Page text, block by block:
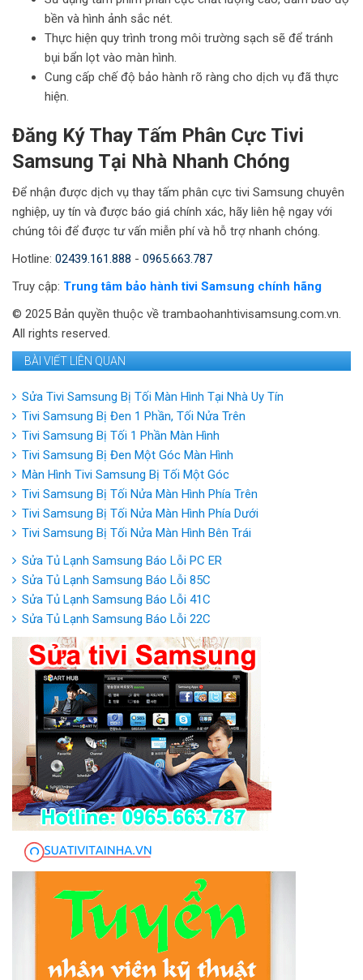
bền và hình ảnh sắc nét.
Thực hiện quy trình trong môi trường sạch sẽ để tránh
bụi bẩn lọt vào màn hình.
Cung cấp chế độ bảo hành rõ ràng cho dịch vụ đã thực
hiện.
Đăng Ký Thay Tấm Phân Cực Tivi
Samsung Tại Nhà Nhanh Chóng
Để nhận được dịch vụ thay tấm phân cực tivi Samsung chuyên
nghiệp, uy tín và được báo giá chính xác, hãy liên hệ ngay với
chúng tôi để được tư vấn miễn phí và hỗ trợ nhanh chóng.
Hotline: 02439.161.888 - 0965.663.787
Truy cập: Trung tâm bảo hành tivi Samsung chính hãng
© 2025 Bản quyền thuộc về trambaohanhtivisamsung.com.vn.
All rights reserved.
BÀI VIẾT LIÊN QUAN
Sửa Tivi Samsung Bị Tối Màn Hình Tại Nhà Uy Tín
Tivi Samsung Bị Đen 1 Phần, Tối Nửa Trên
Tivi Samsung Bị Tối 1 Phần Màn Hình
Tivi Samsung Bị Đen Một Góc Màn Hình
Màn Hình Tivi Samsung Bị Tối Một Góc
Tivi Samsung Bị Tối Nửa Màn Hình Phía Trên
Tivi Samsung Bị Tối Nửa Màn Hình Phía Dưới
Tivi Samsung Bị Tối Nửa Màn Hình Bên Trái
Sửa Tủ Lạnh Samsung Báo Lỗi PC ER
Sửa Tủ Lạnh Samsung Báo Lỗi 85C
Sửa Tủ Lạnh Samsung Báo Lỗi 41C
Sửa Tủ Lạnh Samsung Báo Lỗi 22C